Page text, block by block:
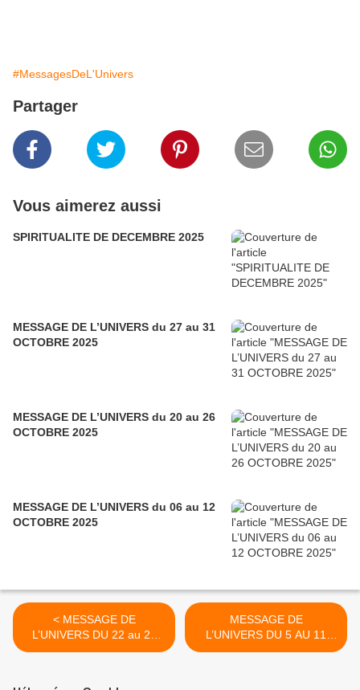
#MessagesDeL'Univers
Partager
Vous aimerez aussi
SPIRITUALITE DE DECEMBRE 2025
MESSAGE DE L’UNIVERS du 27 au 31
OCTOBRE 2025
MESSAGE DE L’UNIVERS du 20 au 26
OCTOBRE 2025
MESSAGE DE L’UNIVERS du 06 au 12
OCTOBRE 2025
< MESSAGE DE
L’UNIVERS DU 22 au 28
MAI
MESSAGE DE
L’UNIVERS DU 5 AU 11
JUIN >